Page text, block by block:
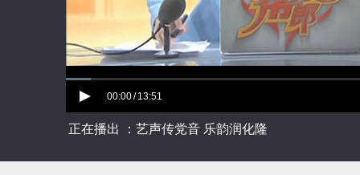
00:00/ 13:51
正在播出 ：艺声传党音 乐韵润化隆